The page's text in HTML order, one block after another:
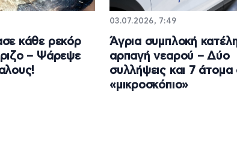
κάθε ρεκόρ
– Ψάρεψε
03.07.2026, 7:49
Άγρια συμπλοκή
αρπαγή νεαρού – Δύο
συλλήψεις και 7 άτομα
«μικροσκόπιο»